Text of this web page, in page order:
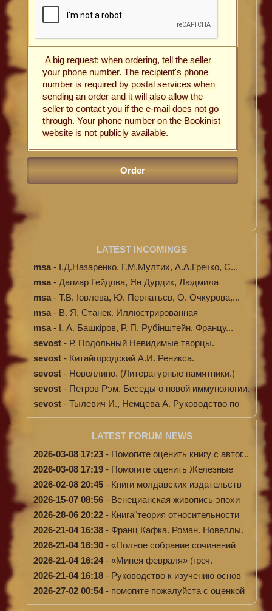
A big request: when ordering, tell the seller
your phone number. The recipient's phone
number is required by postal services when
sending an order and it will also allow the
seller to contact you if the e-mail does not go
through. Your phone number on the Bookinist
website is not publicly available.
LATEST INCOMINGS
msa - І.Д.Назаренко, Г.М.Мултих, А.А.Гречко, С...
msa - Дагмар Гейдова, Ян Дурдик, Людмила
Кибал...
msa - Т.В. Іовлева, Ю. Пернатьєв, О. Очкурова,...
msa - В. Я. Станек. Иллюстрированная
энциклопе...
msa - І. А. Башкіров, Р. П. Рубінштейн. Францу...
sevost - Р. Подольный Невидимые творцы.
sevost - Китайгородский А.И. Реникса.
sevost - Новеллино. (Литературные памятники.)
sevost - Петров Рэм. Беседы о новой иммунологии.
sevost - Тылевич И., Немцева А. Руководство по
ме...
LATEST FORUM NEWS
2026-03-08 17:23 - Помогите оценить книгу с автог...
2026-03-08 17:19 - Помогите оценить Железные
доро...
2026-02-08 20:45 - Книги молдавских издательств
2026-15-07 08:56 - Венецианская живопись эпохи
Во...
2026-28-06 20:22 - Книга"теория относительности
и...
2026-21-04 16:38 - Франц Кафка. Роман. Новеллы.
П...
2026-21-04 16:30 - «Полное собрание сочинений
А.Н...
2026-21-04 16:24- «Минея февраля» (греч.
Μηναίον...
2026-21-04 16:18 - Руководство к изучению основ
к...
2026-27-02 00:54- помогите пожалуйста с оценкой
...